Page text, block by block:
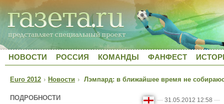
НОВОСТИ РОССИЯ КОМАНДЫ ФАНФЕСТ
Euro 2012 › Новости › Лэмпард: в ближайшее время не
ПОДРОБНОСТИ — 31.05.2012 12:58 —